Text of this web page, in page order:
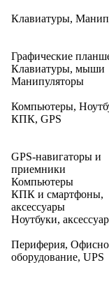
Клавиатуры,
Графические
Клавиатуры, мыши
Манипуляторы
Компьютеры,
КПК, GPS
GPS-навигаторы и
приемники
Компьютеры
КПК и смартфоны,
аксессуары
Ноутбуки,
Периферия,
оборудование, UPS